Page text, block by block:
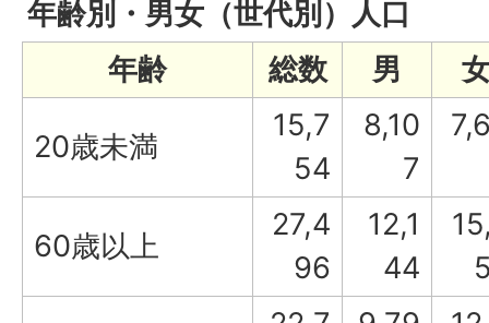
年齢別・男女（世代別）人口
年齢
総数 男
20歳未満
15,7
54
8,10
7
60歳以上
27,4
96
12,1
44